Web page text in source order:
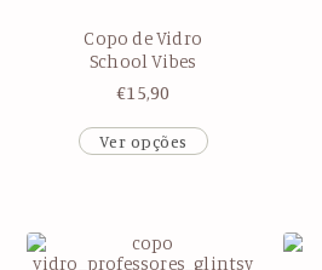
Copo de Vidro
School Vibes
€15,90
Ver opções